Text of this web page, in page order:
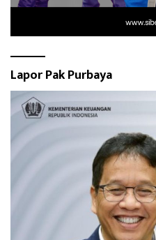
Lapor Pak Purbaya